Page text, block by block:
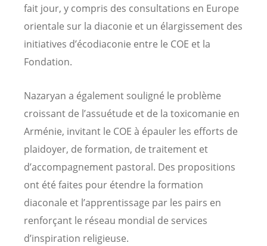
fait jour, y compris des consultations en Europe
orientale sur la diaconie et un élargissement des
initiatives d’écodiaconie entre le COE et la
Fondation.
Nazaryan a également souligné le problème
croissant de l’assuétude et de la toxicomanie en
Arménie, invitant le COE à épauler les efforts de
plaidoyer, de formation, de traitement et
d’accompagnement pastoral. Des propositions
ont été faites pour étendre la formation
diaconale et l’apprentissage par les pairs en
renforçant le réseau mondial de services
d’inspiration religieuse.